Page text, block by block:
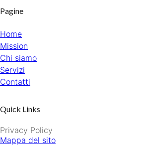
Pagine
Home
Mission
Chi siamo
Servizi
Contatti
Quick Links
Privacy Policy
Mappa del sito